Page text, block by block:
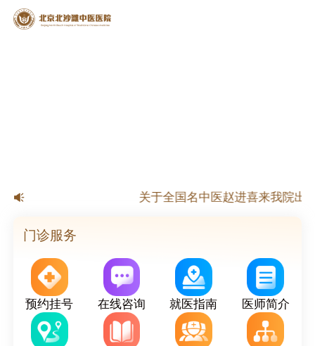
关于全国名中医赵进喜来我院出
门诊服务
预约挂号 在线咨询 就医指南 医师简介